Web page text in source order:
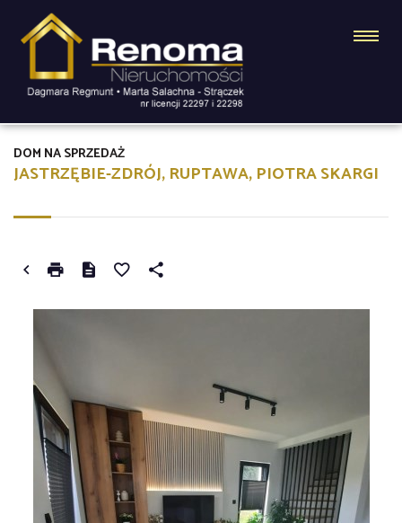
JASTRZĘBIE-ZDRÓJ, RUPTAWA, PIOTRA SKARGI
DOM NA SPRZEDAŻ